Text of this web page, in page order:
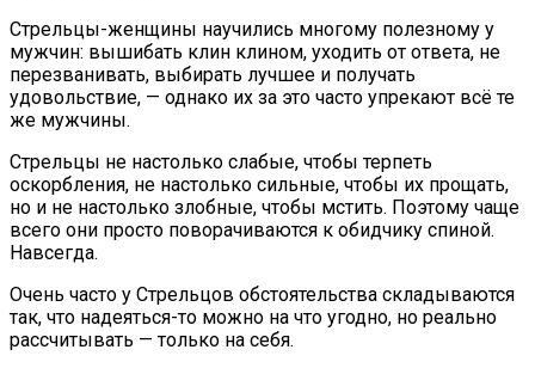
Стрельцы-женщины научились многому полезному у
мужчин: вышибать клин клином, уходить от ответа, не
перезванивать, выбирать лучшее и получать
удовольствие, — однако их за это часто упрекают всё те
же мужчины.
Стрельцы не настолько слабые, чтобы терпеть
оскорбления, не настолько сильные, чтобы их прощать,
но и не настолько злобные, чтобы мстить. Поэтому чаще
всего они просто поворачиваются к обидчику спиной.
Навсегда.
Очень часто у Стрельцов обстоятельства складываются
так, что надеяться-то можно на что угодно, но реально
рассчитывать — только на себя.